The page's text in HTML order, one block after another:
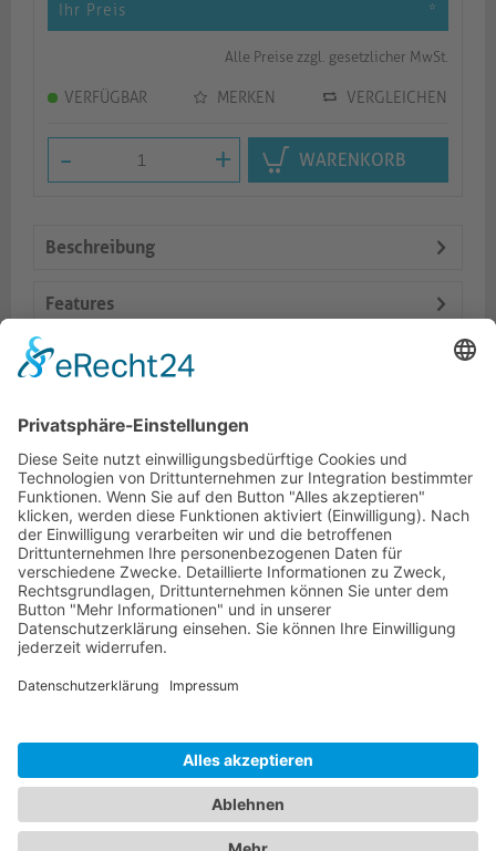
Ihr Preis *
Alle Preise zzgl. gesetzlicher MwSt.
VERFÜGBAR MERKEN VERGLEICHEN
- + WARENKORB
Beschreibung
Features
Logistik
Dokumente
Ähnliche Artikel
HOTLINE
ONEAV.EU
NEWSLETTER